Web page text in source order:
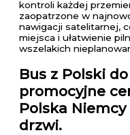
kontroli każdej
zaopatrzone w
nawigacji satelitarnej,
miejsca i ułatwienie
wszelakich
Bus z Polski
promocyjne
Polska
drzwi.